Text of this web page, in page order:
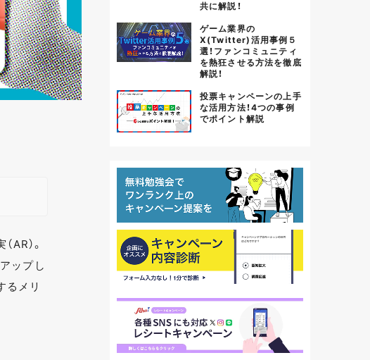
）。
ップし
るメリ
共に解説！
ゲーム業界の
X(Twitter)活用事例５
選！ファンコミュニティ
を熱狂させる方法を徹底
解説！
投票キャンペーンの上手
な活用方法！4つの事例
でポイント解説